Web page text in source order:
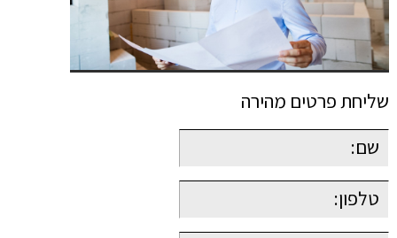
איזה אישורים צריך בשביל סוגי הבניה
שליחת פרטים מהירה